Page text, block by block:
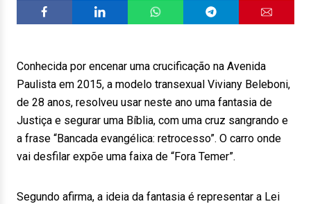
Conhecida por encenar uma crucificação na Avenida
Paulista em 2015, a modelo transexual Viviany Beleboni,
de 28 anos, resolveu usar neste ano uma fantasia de
Justiça e segurar uma Bíblia, com uma cruz sangrando e
a frase “Bancada evangélica: retrocesso”. O carro onde
vai desfilar expõe uma faixa de “Fora Temer”.
Segundo afirma, a ideia da fantasia é representar a Lei